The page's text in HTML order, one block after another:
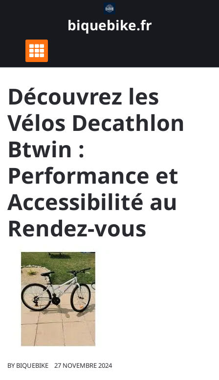
biquebike.fr
Découvrez les
Vélos Decathlon
Btwin :
Performance et
Accessibilité au
Rendez-vous
BY BIQUEBIKE 27 NOVEMBRE 2024